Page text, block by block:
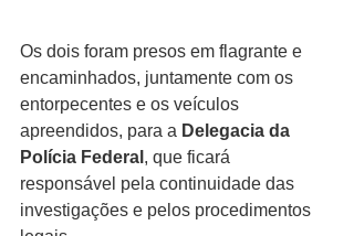
Os dois foram presos em flagrante e
encaminhados, juntamente com os
entorpecentes e os veículos
apreendidos, para a Delegacia da
Polícia Federal , que ficará
responsável pela continuidade das
investigações e pelos procedimentos